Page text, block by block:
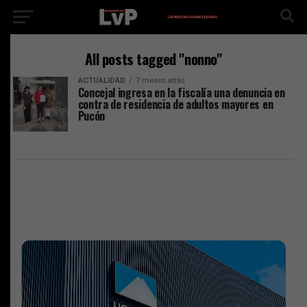
All posts tagged "nonno"
ACTUALIDAD 7 meses atrás
Concejal ingresa en la fiscalía una denuncia en
contra de residencia de adultos mayores en
Pucón